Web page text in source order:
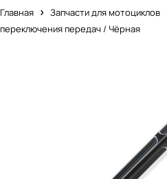
Главная Запчасти для мотоциклов
переключения передач / Чёрная